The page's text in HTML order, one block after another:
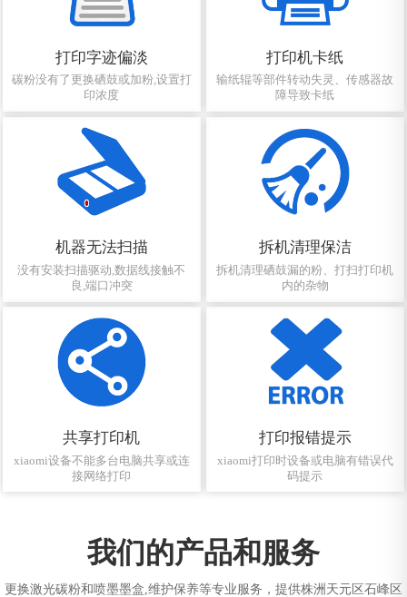
打印字迹偏淡
碳粉没有了更换硒鼓或加粉,设置打
印浓度
打印机卡纸
输纸辊等部件转动失灵、传感器故
障导致卡纸
机器无法扫描
没有安装扫描驱动,数据线接触不
良,端口冲突
拆机清理保洁
拆机清理硒鼓漏的粉、打扫打印机
内的杂物
共享打印机
xiaomi设备不能多台电脑共享或连
接网络打印
打印报错提示
xiaomi打印时设备或电脑有错误代
码提示
我们的产品和服务
更换激光碳粉和喷墨墨盒,维护保养等专业服务，提供株洲天元区石峰区